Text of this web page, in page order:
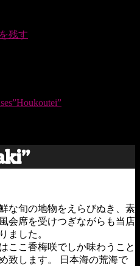
残す
な旬の地物をえらびぬき、素
会席を受けつぎながらも当店
ました。
ここ香梅咲でしか味わうこと
致します。 日本海の荒海で